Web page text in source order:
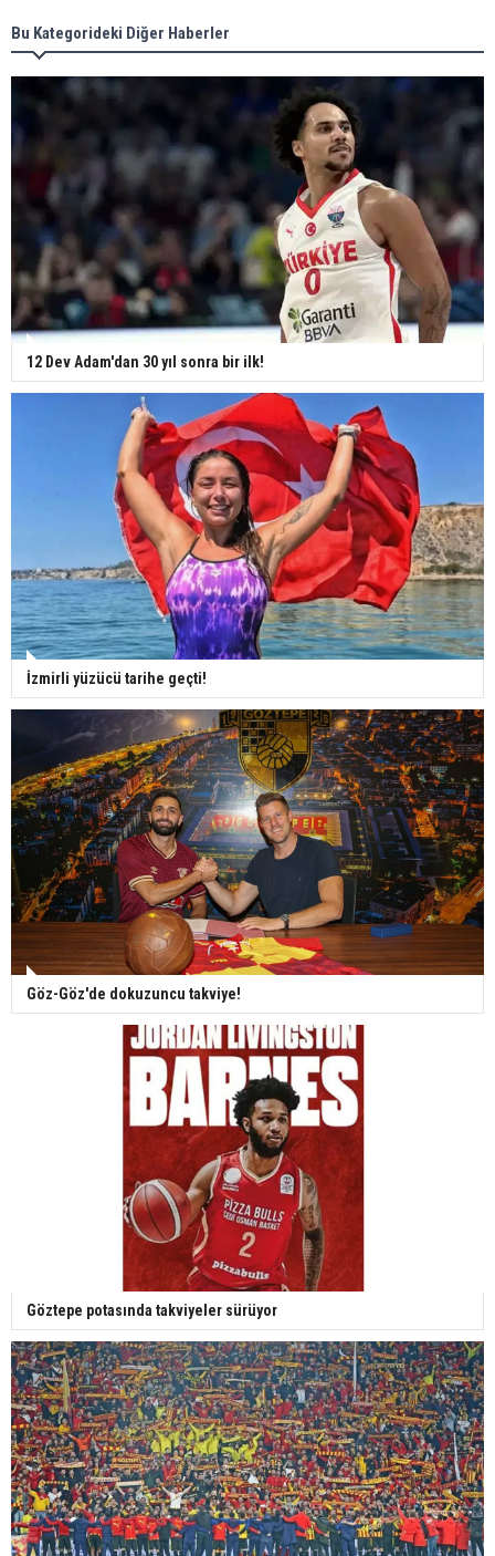
Bu Kategorideki Diğer Haberler
12 Dev Adam'dan 30 yıl sonra bir ilk!
İzmirli yüzücü tarihe geçti!
Göz-Göz'de dokuzuncu takviye!
Göztepe potasında takviyeler sürüyor